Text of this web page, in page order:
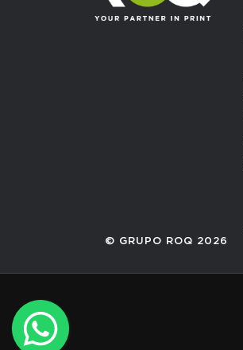
© GRUPO ROQ 2026